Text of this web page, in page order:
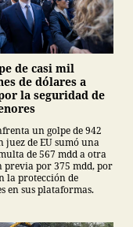
de casi mil
de dólares a
la seguridad de
un golpe de 942
juez de EU sumó una
de 567 mdd a otra
previa por 375 mdd, por
la protección de
en sus plataformas.